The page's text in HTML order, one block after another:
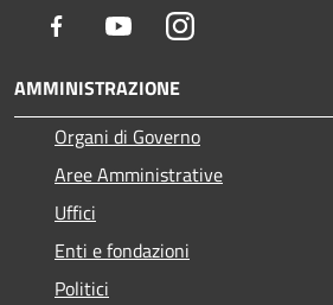
Facebook YoutubeInstagram
AMMINISTRAZIONE
Organi di Governo
Aree Amministrative
Uffici
Enti e fondazioni
Politici